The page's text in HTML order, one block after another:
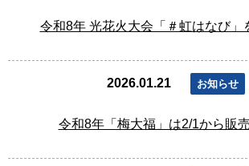
令和8年 光花火大会「＃虹はなび」
2026.01.21 お知らせ
令和8年「梅大福」は2/1から販売